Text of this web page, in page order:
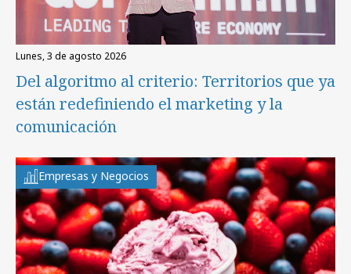
lunes, 3 de agosto 2026
Del algoritmo al criterio: Territorios que ya
están redefiniendo el marketing y la
comunicación
Empresas y Negocios